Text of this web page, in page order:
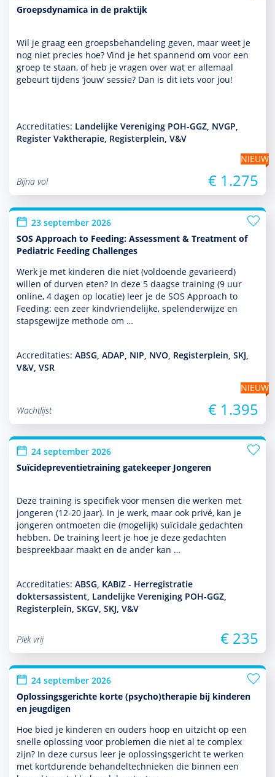
Groepsdynamica in de praktijk
Wil je graag een groepsbehan­del­ing geven, maar weet je
nog niet precies hoe? Vind je het spannend om voor een
groep te staan, of heb je vragen over wat er allemaal
gebeurt tijdens ‘jouw’ sessie? Dan is dit iets voor jou!
Accreditaties: Landelijke Vereniging POH-GGZ, NVGP,
Register Vaktherapie, Registerplein, V&V
NIEUW
Bijna vol
€ 1.275
23 september 2026
SOS Approach to Feeding: Assessment & Treatment of
Pediatric Feeding Challenges
Werk je met kin­de­ren die niet (vol­doende gevarieerd)
willen of durven eten? In deze 5 daagse training (9 uur
online, 4 dagen op locatie) leer je de SOS Approach to
Feeding: een zeer kindvriendelijke, spelenderwijze en
stapsgewijze methode om …
Accreditaties: ABSG, ADAP, NIP, NVO, Registerplein, SKJ,
V&V, VSR
NIEUW
Wachtlijst
€ 1.395
24 september 2026
Suïcidepreventietraining gatekeeper Jongeren
Deze training is specifiek voor mensen die werken met
jongeren (12-20 jaar). In je werk, maar ook privé, kan je
jongeren ontmoeten die (moge­lijk) suïcidale gedachten
hebben. De training leert je hoe je deze gedachten
bespreekbaar maakt en de ander kan …
Accreditaties: ABSG, KABIZ - Herregistratie
doktersassistent, Landelijke Vereniging POH-GGZ,
Registerplein, SKGV, SKJ, V&V
Plek vrij € 235
24 september 2026
Oplossingsgerichte korte (psycho)therapie bij kinderen
en jeugdigen
Hoe bied je kin­de­ren en ouders hoop en uitzicht op een
snelle oplos­sing voor pro­ble­men die niet al te complex
zijn? In deze cursus leer je oplos­sings­gericht te werken
met kort­durende behan­deltech­nieken die binnen een